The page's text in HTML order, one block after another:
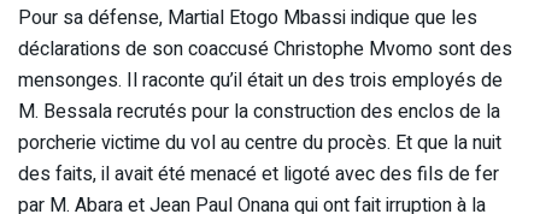
Pour sa défense, Martial Etogo Mbassi indique que les
déclarations de son coaccusé Christophe Mvomo sont des
mensonges. Il raconte qu’il était un des trois employés de
M. Bessala recrutés pour la construction des enclos de la
porcherie victime du vol au centre du procès. Et que la nuit
des faits, il avait été menacé et ligoté avec des fils de fer
par M. Abara et Jean Paul Onana qui ont fait irruption à la